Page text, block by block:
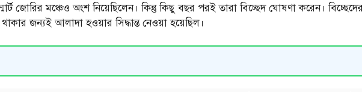
জোরির মঞ্চেও অংশ নিয়েছিলেন। কিন্তু কিছু বছর পরই তারা বিচ্ছেদ ঘোষণা করেন।
জন্যই আলাদা হওয়ার সিদ্ধান্ত নেওয়া হয়েছিল।